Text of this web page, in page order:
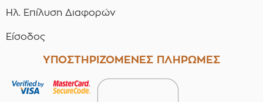
Ηλ. Επίλυση Διαφορών
Είσοδος
ΥΠΟΣΤΗΡΙΖΟΜΕΝΕΣ ΠΛΗΡΩΜΕΣ